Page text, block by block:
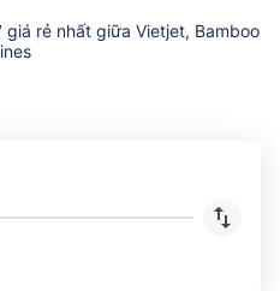
rẻ nhất giữa Vietjet, Bamboo